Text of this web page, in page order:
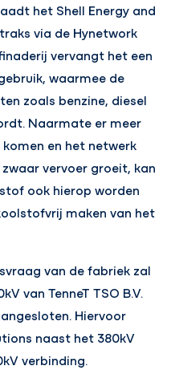
het Shell Energy and
via de Hynetwork
vervangt het een
waarmee de
zoals benzine, diesel
Naarmate er meer
en het netwerk
vervoer groeit, kan
ook hierop worden
maken van het
van de fabriek zal
van TenneT TSO B.V.
Hiervoor
naast het 380kV
verbinding.